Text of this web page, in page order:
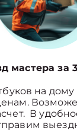
мастера за
на
В